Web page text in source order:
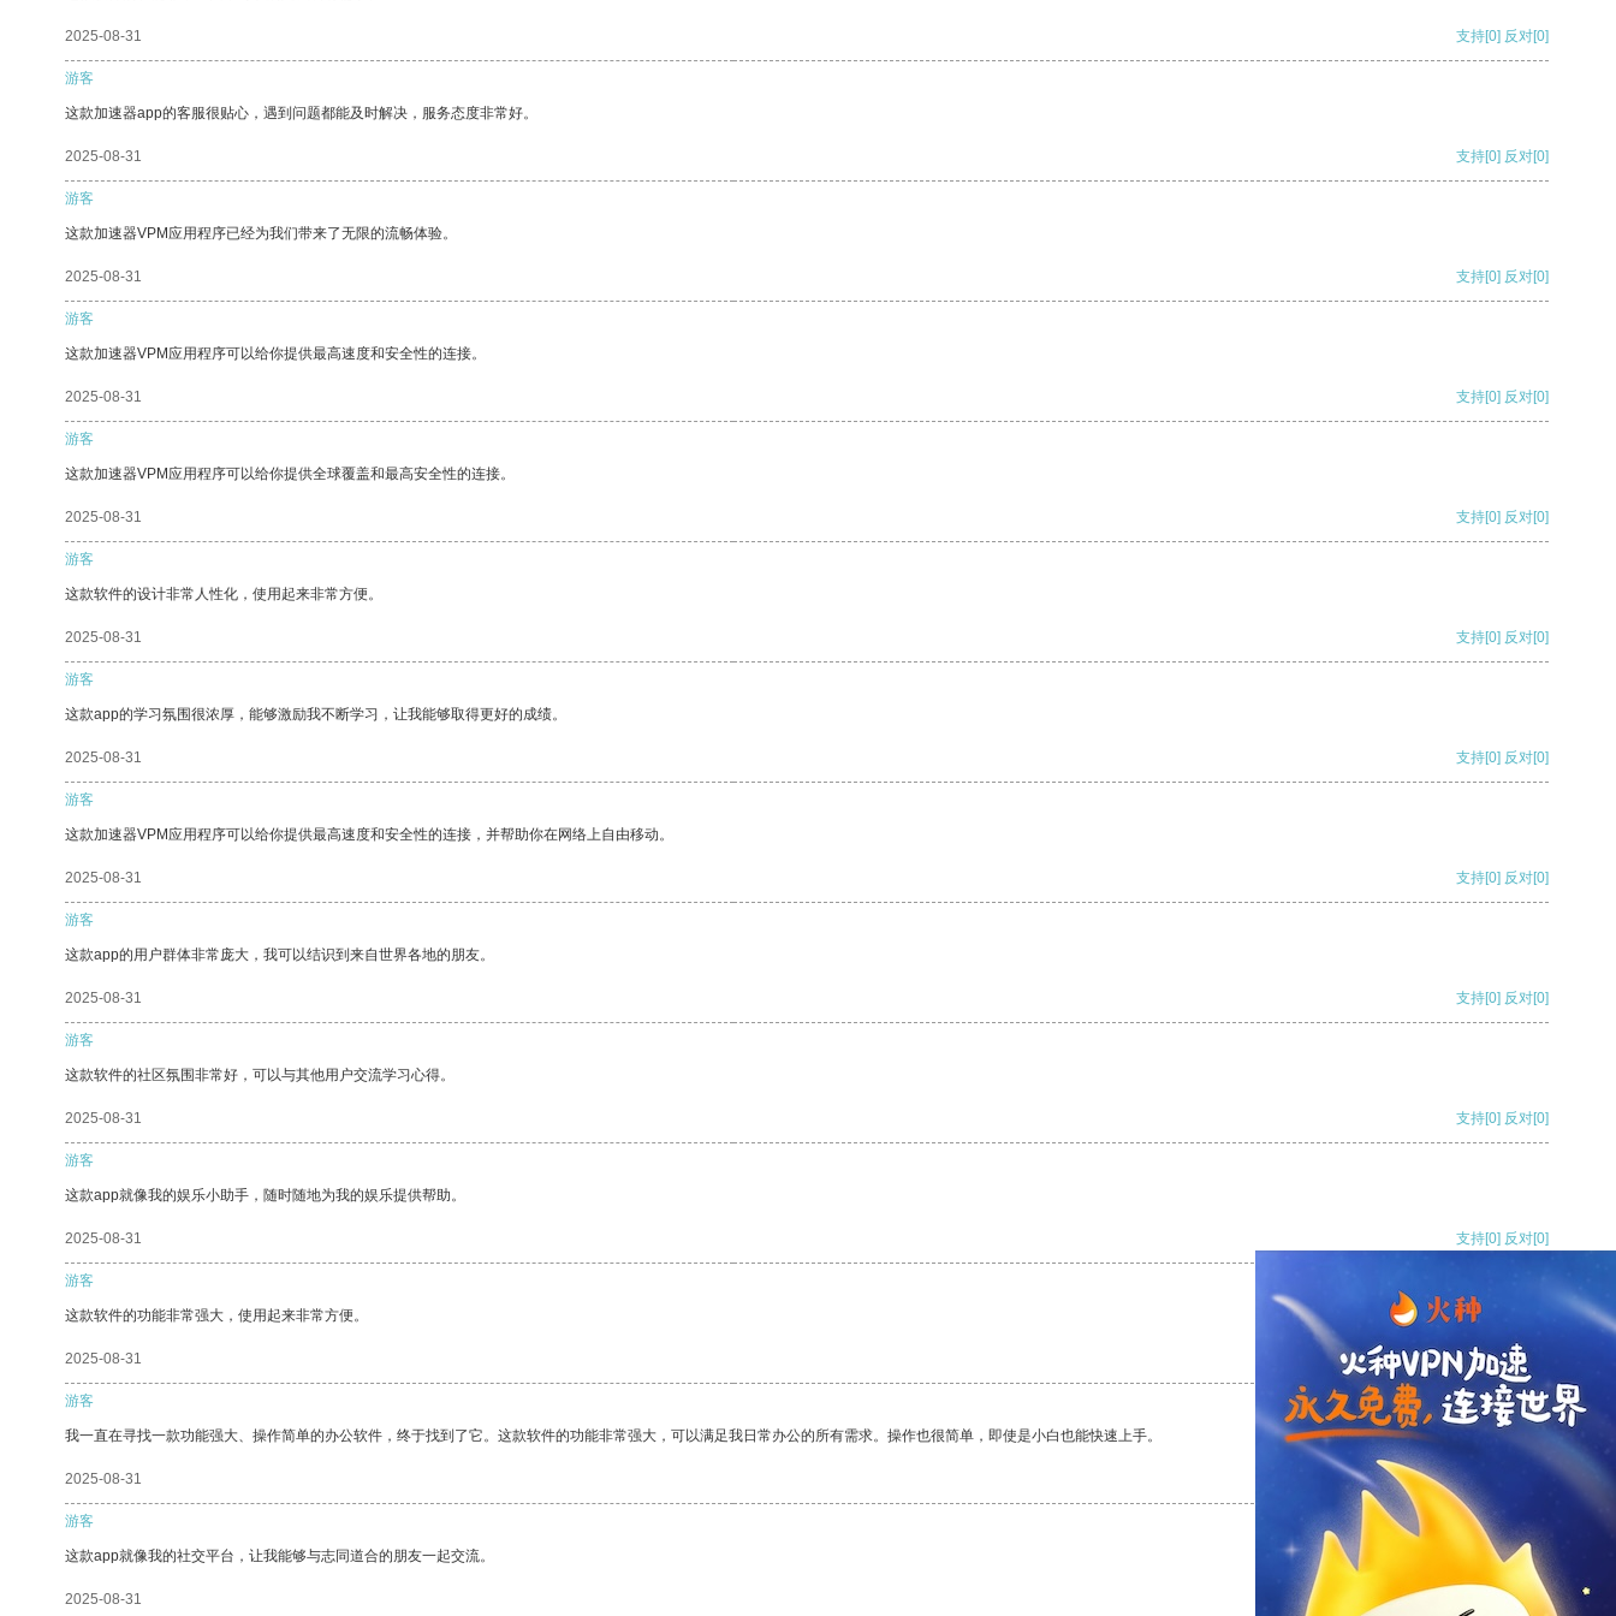
2025-08-31 支持[0] 反对[0]
游客
这款加速器app的客服很贴心，遇到问题都能及时解决，服务态度非常好。
2025-08-31 支持[0] 反对[0]
游客
这款加速器VPM应用程序已经为我们带来了无限的流畅体验。
2025-08-31 支持[0] 反对[0]
游客
这款加速器VPM应用程序可以给你提供最高速度和安全性的连接。
2025-08-31 支持[0] 反对[0]
游客
这款加速器VPM应用程序可以给你提供全球覆盖和最高安全性的连接。
2025-08-31 支持[0] 反对[0]
游客
这款软件的设计非常人性化，使用起来非常方便。
2025-08-31 支持[0] 反对[0]
游客
这款app的学习氛围很浓厚，能够激励我不断学习，让我能够取得更好的成绩。
2025-08-31 支持[0] 反对[0]
游客
这款加速器VPM应用程序可以给你提供最高速度和安全性的连接，并帮助你在网络上自由移动。
2025-08-31 支持[0] 反对[0]
游客
这款app的用户群体非常庞大，我可以结识到来自世界各地的朋友。
2025-08-31 支持[0] 反对[0]
游客
这款软件的社区氛围非常好，可以与其他用户交流学习心得。
2025-08-31 支持[0] 反对[0]
游客
这款app就像我的娱乐小助手，随时随地为我的娱乐提供帮助。
2025-08-31 支持[0] 反对[0]
游客
这款软件的功能非常强大，使用起来非常方便。
2025-08-31 支持[0] 反对
游客
我一直在寻找一款功能强大、操作简单的办公软件，终于找到了它。这款软件的功能非常强大，可以满足我日常办公的所有需求。操作也很简单，即使是小白也能快速上手。
2025-08-31 支持
游客
这款app就像我的社交平台，让我能够与志同道合的朋友一起交流。
2025-08-31 反对 [0]